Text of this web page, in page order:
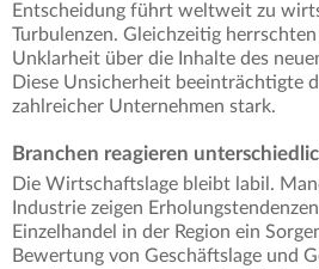
Entscheidung führt weltweit zu
Turbulenzen. Gleichzeitig
Unklarheit über die Inhalte des
Diese Unsicherheit beeinträchtigte
zahlreicher Unternehmen stark.
Branchen reagieren
Die Wirtschaftslage bleibt labil.
Industrie zeigen
Einzelhandel in der Region ein
Bewertung von Geschäftslage und